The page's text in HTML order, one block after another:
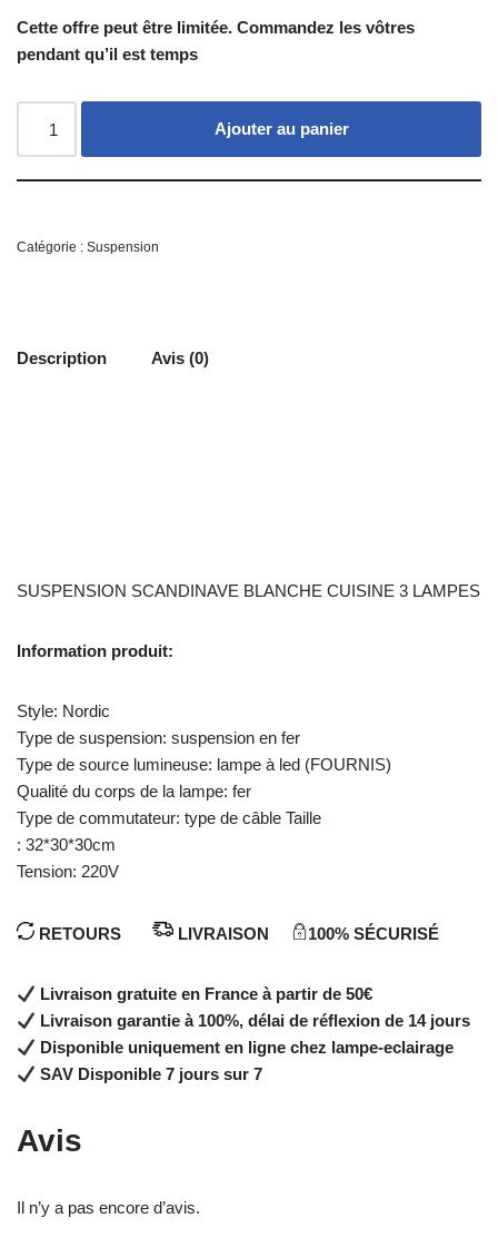
Cette offre peut être limitée. Commandez les vôtres
pendant qu’il est temps
Ajouter au panier
Catégorie : Suspension
Description Avis (0)
SUSPENSION SCANDINAVE BLANCHE CUISINE 3 LAMPES
Information produit:
Style: Nordic
Type de suspension: suspension en fer
Type de source lumineuse: lampe à led (FOURNIS)
Qualité du corps de la lampe: fer
Type de commutateur: type de câble Taille
: 32*30*30cm
Tension: 220V
RETOURS LIVRAISON 100% SÉCURISÉ
Livraison gratuite en France à partir de 50€
Livraison garantie à 100%, délai de réflexion de 14 jours
Disponible uniquement en ligne chez lampe-eclairage
SAV Disponible 7 jours sur 7
Avis
Il n’y a pas encore d’avis.